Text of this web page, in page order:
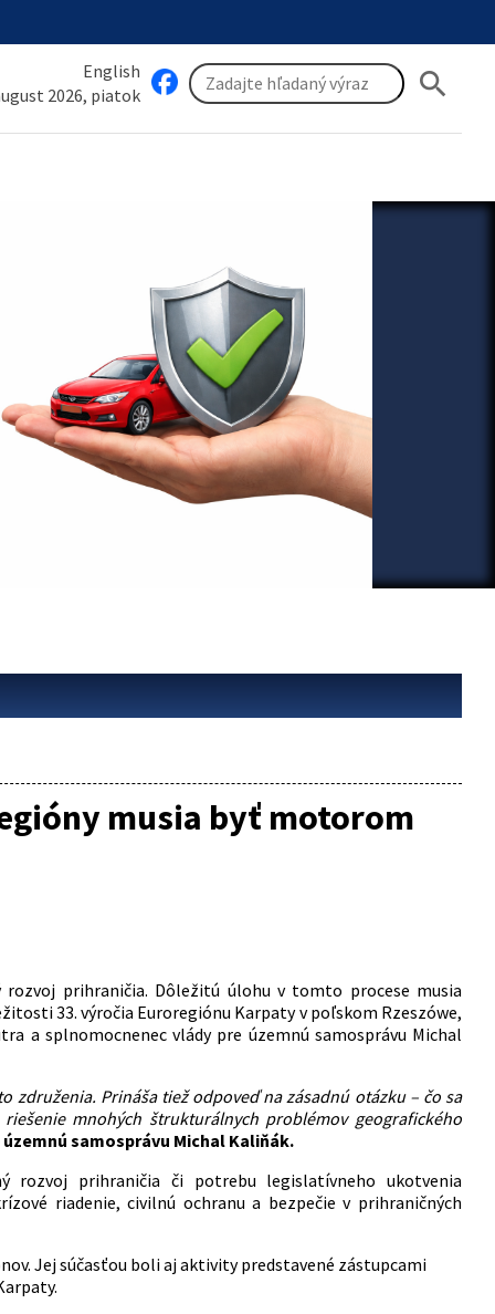
English
2026, piatok
search
musia byť motorom
prihraničia. Dôležitú úlohu v tomto procese musia
33. výročia Euroregiónu Karpaty v poľskom Rzeszówe,
a splnomocnenec vlády pre územnú samosprávu Michal
Prináša tiež odpoveď na zásadnú otázku – čo sa
mnohých štrukturálnych problémov geografického
samosprávu Michal Kaliňák.
rozvoj prihraničia či potrebu legislatívneho ukotvenia
riadenie, civilnú ochranu a bezpečie v prihraničných
Jej súčasťou boli aj aktivity predstavené zástupcami